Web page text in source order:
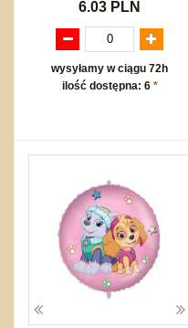
6.03 PLN
wysyłamy w ciągu 72h
ilość dostępna: 6 *